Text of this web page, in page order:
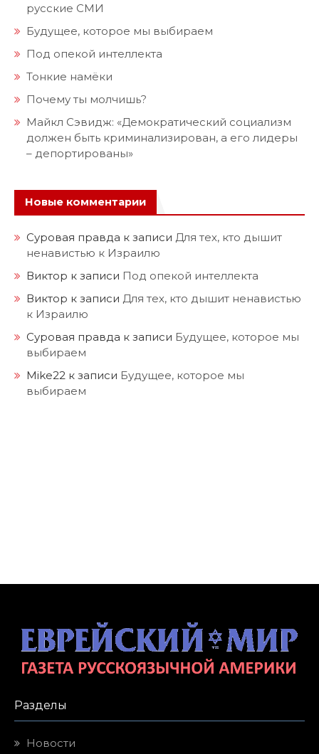
русские СМИ
Будущее, которое мы выбираем
Под опекой интеллекта
Тонкие намёки
Почему ты молчишь?
Майкл Сэвидж: «Демократический социализм
должен быть криминализирован, а его лидеры
– депортированы»
Новые комментарии
Суровая правда к записи Для тех, кто дышит
ненавистью к Израилю
Виктор к записи Под опекой интеллекта
Виктор к записи Для тех, кто дышит ненавистью
к Израилю
Суровая правда к записи Будущее, которое мы
выбираем
Mike22 к записи Будущее, которое мы
выбираем
Разделы
Новости